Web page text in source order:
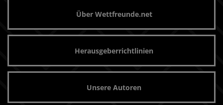
Über Wettfreunde.net
Herausgeberrichtlinien
Unsere Autoren